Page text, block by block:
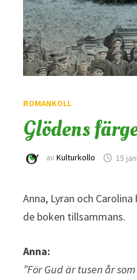
ROMANKOLL
Glödens
avKulturkollo 15
Anna, Lyran och
de boken tillsammans.
Anna:
”För Gud är tusen år